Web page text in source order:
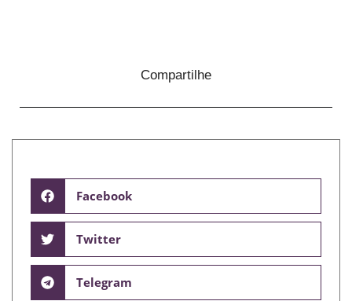
Compartilhe
Facebook
Twitter
Telegram